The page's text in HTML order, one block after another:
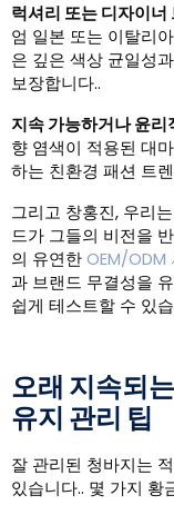
럭셔리 또는 디자이너
엄 일본 또는 이탈리
은 깊은 색상 균일성
보장합니다..
지속 가능하거나 윤리
향 염색이 적용된 대
하는 친환경 패션 트
그리고 창홍진, 우리
드가 그들의 비전을
의 유연한OEM/ODM
과 브랜드 무결성을
쉽게 테스트할 수 있
오래 지속되
유지 관리 팁
잘 관리된 청바지는
있습니다.. 몇 가지 황